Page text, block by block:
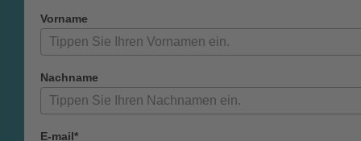
Vorname
Nachname
E-mail*